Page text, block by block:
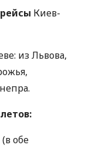
Киев-
из Львова,
обе